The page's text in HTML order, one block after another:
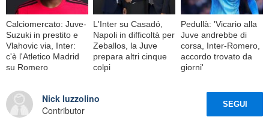
Calciomercato: Juve-
Suzuki in prestito e
Vlahovic via, Inter:
c'è l'Atletico Madrid
su Romero
L'Inter su Casadó,
Napoli in difficoltà per
Zeballos, la Juve
prepara altri cinque
colpi
Pedullà: 'Vicario alla
Juve andrebbe di
corsa, Inter-Romero,
accordo trovato da
giorni'
Nick Iuzzolino
Contributor
SEGUI